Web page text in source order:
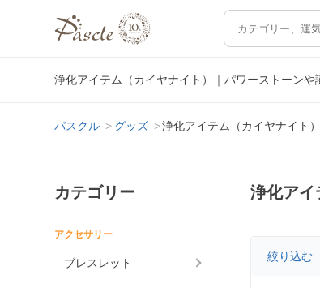
浄化アイテム（カイヤナイト）｜パワーストーン
パスクル グッズ 浄化アイテム（カイヤナイト）
カテゴリー
アクセサリー
ブレスレット
浄化アイ
絞り込む